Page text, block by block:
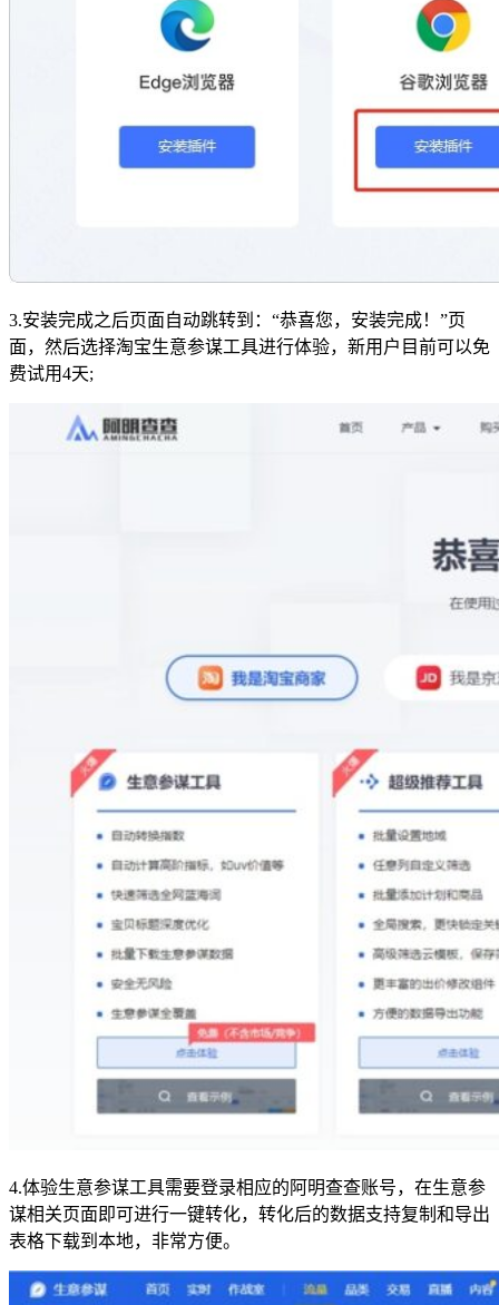
3.安装完成之后页面自动跳转到：“恭喜您，安装完成！”页
面，然后选择淘宝生意参谋工具进行体验，新用户目前可以免
费试用4天;
4.体验生意参谋工具需要登录相应的阿明查查账号，在生意参
谋相关页面即可进行一键转化，转化后的数据支持复制和导出
表格下载到本地，非常方便。